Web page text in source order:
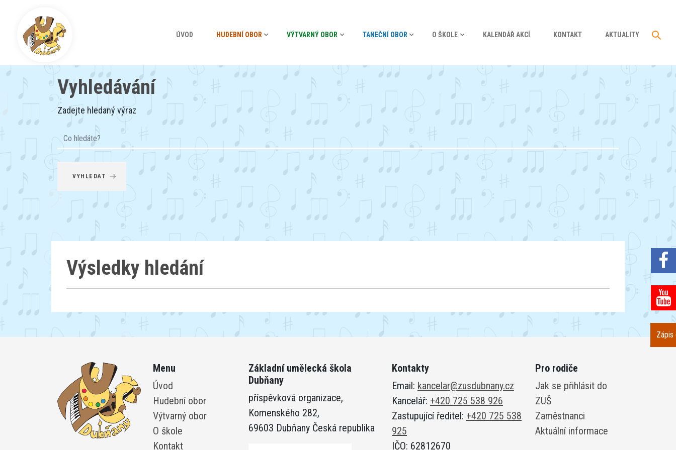
Zápis
ÚVOD HUDEBNÍ OBOR VÝTVARNÝ OBOR TANEČNÍ OBOR O ŠKOLE KALENDÁŘ AKCÍ KONTAKT AKTUALITY
Vyhledávání
Zadejte hledaný výraz
VYHLEDAT
Výsledky hledání
Menu
Úvod
Hudební obor
Výtvarný obor
O škole
Kontakt
Základní umělecká škola
Dubňany
příspěvková organizace,
Komenského 282,
69603 Dubňany Česká republika
Kontakty
Email: kancelar@zusdubnany.cz
Kancelář: +420 725 538 926
Zastupující ředitel: +420 725 538
925
IČO: 62812670
Pro rodiče
Jak se přihlásit do
ZUŠ
Zaměstnanci
Aktuální informace